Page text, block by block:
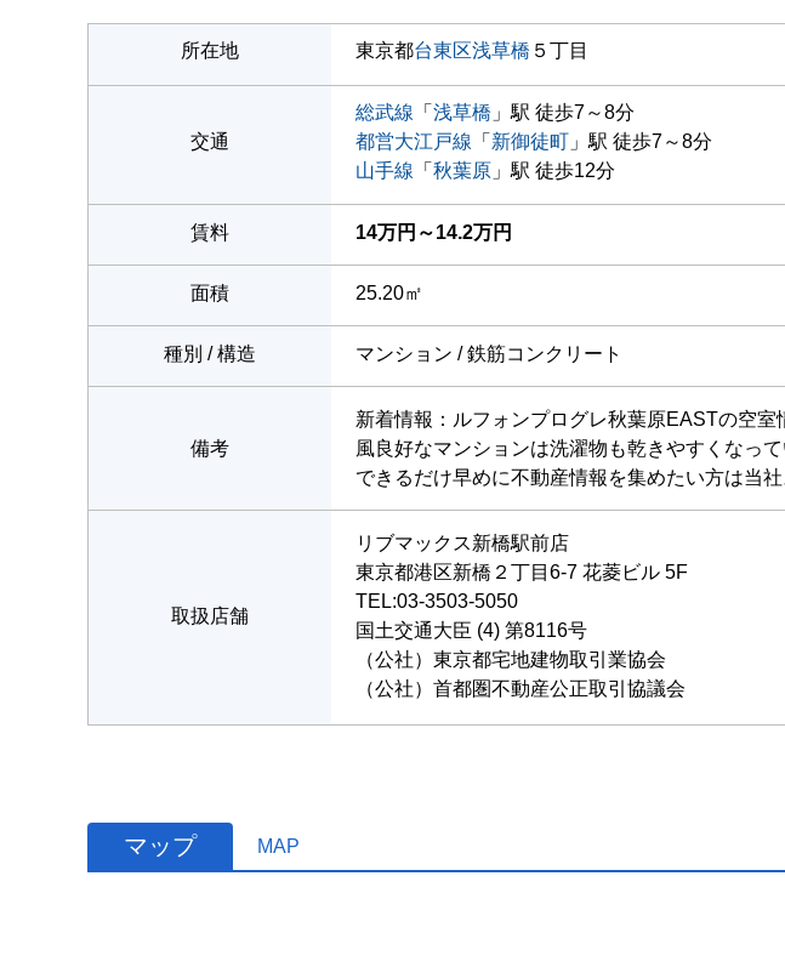
所在地 東京都台東区浅草橋 ５丁目
交通
総武線 「 浅草橋 」駅 徒歩7～8分
都営大江戸線 「 新御徒町 」駅 徒歩7～8分
山手線 「 秋葉原 」駅 徒歩12分
賃料 14万円～14.2万円
面積 25.20㎡
種別 / 構造 マンション / 鉄筋コンクリート
備考
新着情報：ルフォンプログレ秋葉原EASTの空
風良好なマンションは洗濯物も乾きやすくなっ
できるだけ早めに不動産情報を集めたい方は当
取扱店舗
リブマックス新橋駅前店
東京都港区新橋２丁目6-7 花菱ビル 5F
TEL:03-3503-5050
国土交通大臣 (4) 第8116号
（公社）東京都宅地建物取引業協会
（公社）首都圏不動産公正取引協議会
マップ MAP